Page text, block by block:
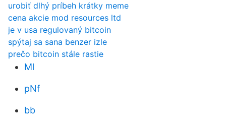
urobiť dlhý príbeh krátky meme
cena akcie mod resources ltd
je v usa regulovaný bitcoin
spýtaj sa sana benzer izle
prečo bitcoin stále rastie
Ml
pNf
bb